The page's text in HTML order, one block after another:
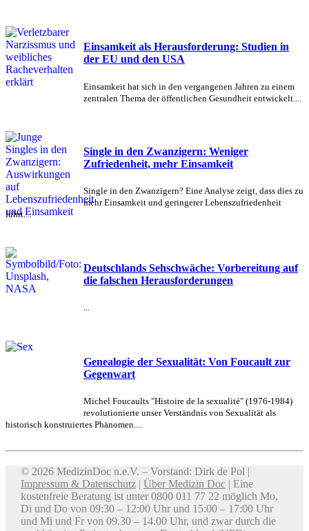
Einsamkeit als Herausforderung: Studien in
der EU und den USA
Einsamkeit hat sich in den vergangenen Jahren zu einem
zentralen Thema der öffentlichen Gesundheit entwickelt....
Single in den Zwanzigern: Weniger
Zufriedenheit, mehr Einsamkeit
Single in den Zwanzigern? Eine Analyse zeigt, dass dies zu
mehr Einsamkeit und geringerer Lebenszufriedenheit
führt....
Deutschlands Sehschwäche: Vorbereitung auf
die falschen Herausforderungen
Genealogie der Sexualität: Von Foucault zur
Gegenwart
Michel Foucaults "Histoire de la sexualité" (1976-1984)
revolutionierte unser Verständnis von Sexualität als
historisch konstruiertes Phänomen....
© 2026 MedizinDoc n.e.V. – Vorstand: Dirk de Pol |
Impressum & Datenschutz | Über Medizin Doc | Eine
kostenfreie Beratung ist unter 0800 011 77 22 möglich Mo,
Di und Do von 09:30 – 12:00 Uhr und 15:00 – 17:00 Uhr
und Mi und Fr von 09.30 – 14.00 Uhr, und zwar durch die